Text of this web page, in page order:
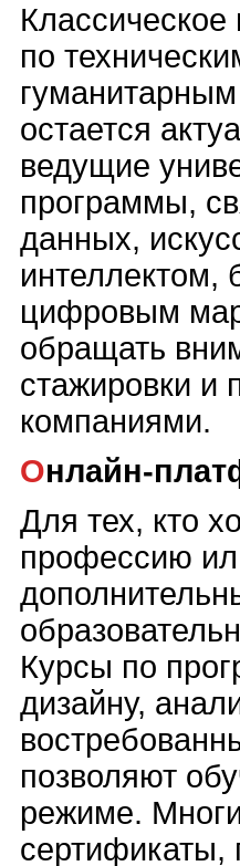
по
остается
ведущие
программы,
данных,
интеллектом,
цифровым
обращать
стажировки и
компаниями.
Онлайн-
Для тех, кто
профессию
Курсы по
дизайну,
позволяют
режиме.